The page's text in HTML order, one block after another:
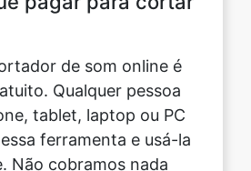
Qualquer pessoa
tablet, laptop ou PC
ferramenta e usá-la
Não cobramos nada
recurso.